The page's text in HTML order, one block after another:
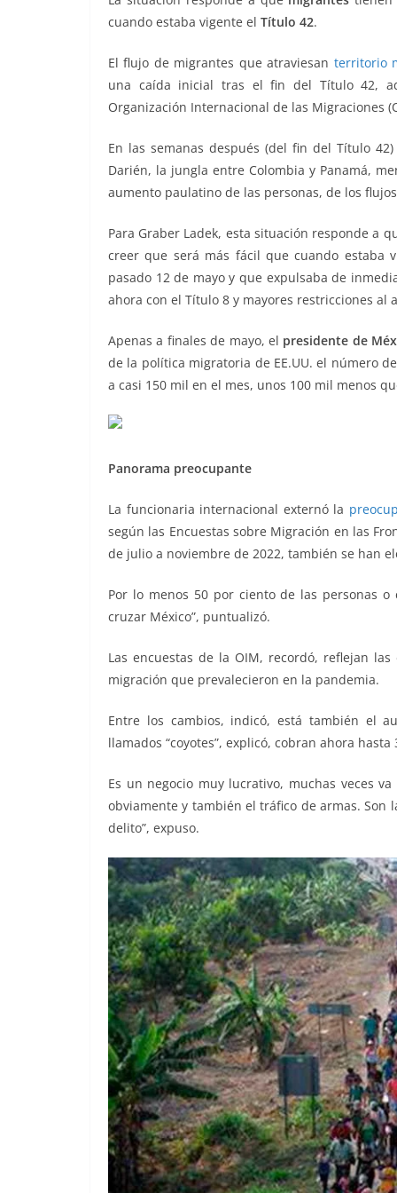
o
k
p er
cuando estaba vigente el Título 42.
El flujo de migrantes que atraviesan territorio
una caída inicial tras el fin del Título 42,
Organización Internacional de las Migraciones
En las semanas después (del fin del Título
Darién, la jungla entre Colombia y Panamá,
aumento paulatino de las personas, de los
Para Graber Ladek, esta situación responde a
creer que será más fácil que cuando estaba
pasado 12 de mayo y que expulsaba de
ahora con el Título 8 y mayores restricciones al
Apenas a finales de mayo, el presidente de
de la política migratoria de EE.UU. el número
a casi 150 mil en el mes, unos 100 mil menos
Panorama preocupante
La funcionaria internacional externó la
según las Encuestas sobre Migración en las
de julio a noviembre de 2022, también se han
Por lo menos 50 por ciento de las personas
cruzar México”, puntualizó.
Las encuestas de la OIM, recordó, reflejan
migración que prevalecieron en la pandemia.
Entre los cambios, indicó, está también el
llamados “coyotes”, explicó, cobran ahora
Es un negocio muy lucrativo, muchas veces
obviamente y también el tráfico de armas. Son
delito”, expuso.